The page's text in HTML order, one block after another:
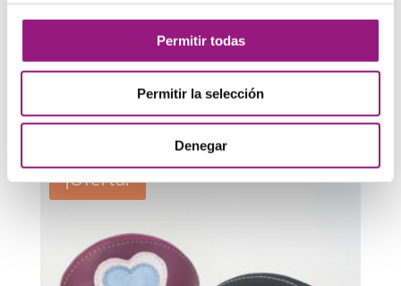
Permitir todas
Permitir la selección
Denegar
¡Oferta!